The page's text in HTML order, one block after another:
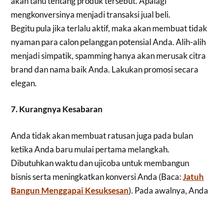
mengkonversinya menjadi transaksi jual beli.
Begitu pula jika terlalu aktif, maka akan membuat tidak
nyaman para calon pelanggan potensial Anda. Alih-alih
menjadi simpatik, spamming hanya akan merusak citra
brand dan nama baik Anda. Lakukan promosi secara
elegan.
7. Kurangnya Kesabaran
Anda tidak akan membuat ratusan juga pada bulan
ketika Anda baru mulai pertama melangkah.
Dibutuhkan waktu dan ujicoba untuk membangun
bisnis serta meningkatkan konversi Anda (Baca:Jatuh
Bangun Menggapai Kesuksesan). Pada awalnya, Anda